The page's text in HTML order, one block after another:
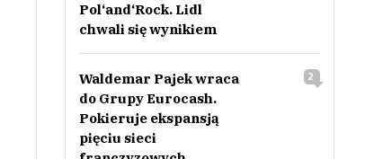
Pol‘and‘Rock. Lidl
chwali się wynikiem
Waldemar Pajek wraca
do Grupy Eurocash.
Pokieruje ekspansją
pięciu sieci
2